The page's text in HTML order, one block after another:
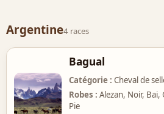
Argentine4 races
Bagual
Catégorie Cheval de
Robes
Alezan, Noir, Bai,
Pie